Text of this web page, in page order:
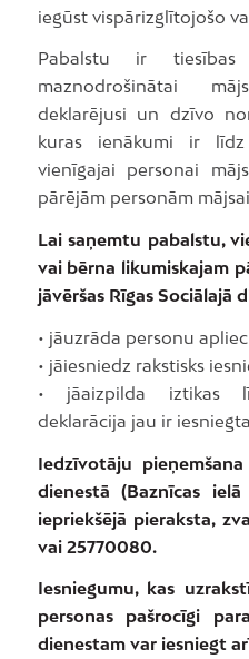
iegūst vispārizglītojošo
Pabalstu ir
maznodrošinātai
deklarējusi un dzīvo
kuras ienākumi ir
vienīgajai personai
pārējām personām
Lai saņemtu pabalstu,
vai bērna likumiskajam
jāvēršas Rīgas Sociālajā
• jāuzrāda personu
• jāiesniedz rakstisks
• jāaizpilda iztikas
deklarācija jau ir
Iedzīvotāju
dienestā (Baznīcas
iepriekšējā pieraksta,
vai 25770080.
Iesniegumu, kas
personas pašrocīgi
dienestam var iesniegt